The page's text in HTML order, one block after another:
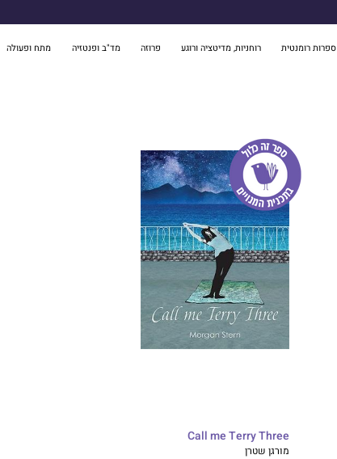
ספרות רומנטית רוחניות, מדיטציה ורוגע פרוזה מד"ב ופנטזיה מתח ופעולה
Call me Terry Three
מורגן שטרן